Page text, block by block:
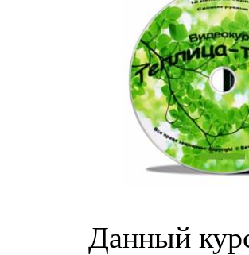
Данный